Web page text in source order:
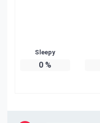
Sleepy
0%